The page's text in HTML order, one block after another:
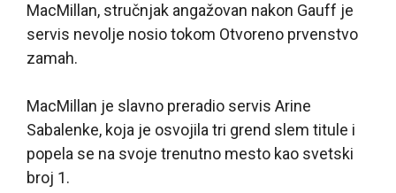
MacMillan, stručnjak angažovan nakon Gauff je
servis nevolje nosio tokom Otvoreno prvenstvo
zamah.
MacMillan je slavno preradio servis Arine
Sabalenke, koja je osvojila tri grend slem titule i
popela se na svoje trenutno mesto kao svetski
broj 1.